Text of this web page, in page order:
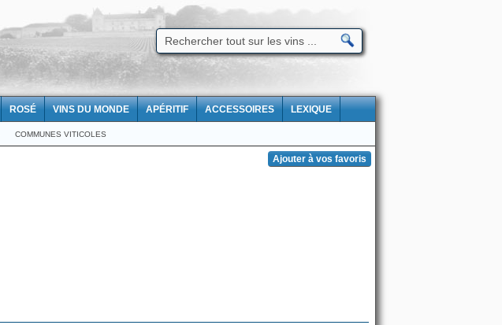
ROSÉ VINS DU MONDE APÉRITIF ACCESSOIRES LEXIQUE
COMMUNES VITICOLES